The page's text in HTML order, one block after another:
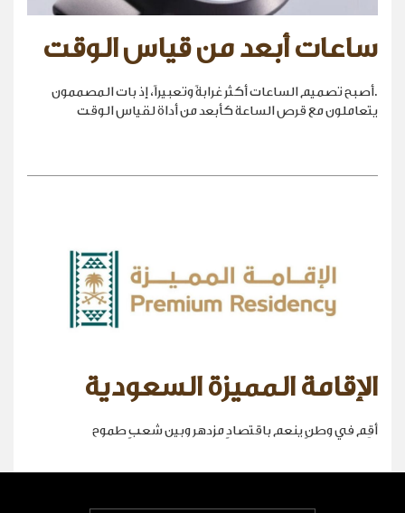
ساعات أبعد من قياس الوقت
.أصبح تصميم الساعات أكثر غرابةً وتعبيراً، إذ بات المصممون
يتعاملون مع قرص الساعة كأبعد من أداة لقياس الوقت
الإقامة المميزة السعودية
أقِم في وطنٍ ينعم باقتصادٍ مزدهر وبين شعبٍ طموح